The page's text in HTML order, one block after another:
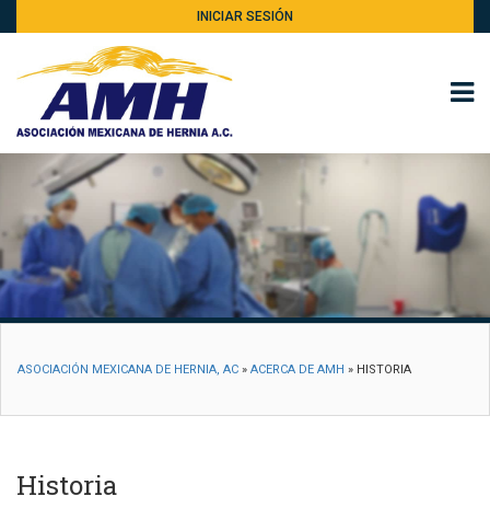
INICIAR SESIÓN
ASOCIACIÓN MEXICANA DE HERNIA, AC » ACERCA DE AMH » HISTORIA
Historia